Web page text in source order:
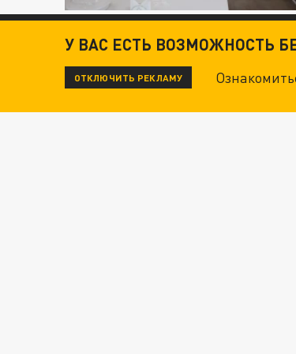
У ВАС ЕСТЬ ВОЗМОЖНОСТЬ
ОТКЛЮЧИТЬ РЕКЛАМУ